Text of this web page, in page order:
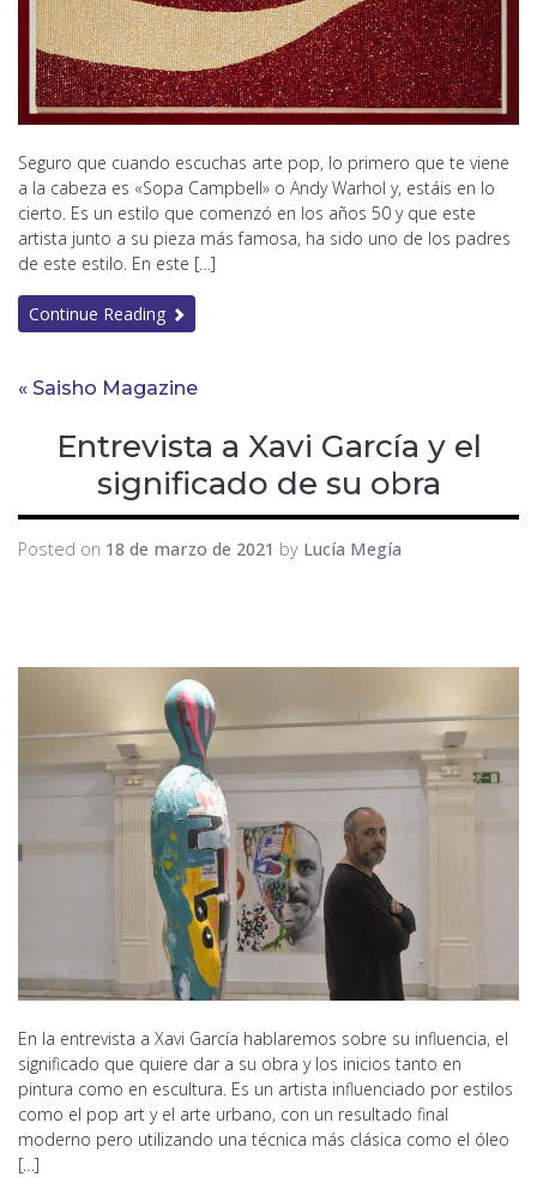
Seguro que cuando escuchas arte pop, lo primero que te viene
a la cabeza es «Sopa Campbell» o Andy Warhol y, estáis en lo
cierto. Es un estilo que comenzó en los años 50 y que este
artista junto a su pieza más famosa, ha sido uno de los padres
de este estilo. En este […]
Continue Reading
« Saisho Magazine
Entrevista a Xavi García y el
significado de su obra
Posted on 18 de marzo de 2021 by Lucía Megía
En la entrevista a Xavi García hablaremos sobre su influencia, el
significado que quiere dar a su obra y los inicios tanto en
pintura como en escultura. Es un artista influenciado por estilos
como el pop art y el arte urbano, con un resultado final
moderno pero utilizando una técnica más clásica como el óleo
[…]